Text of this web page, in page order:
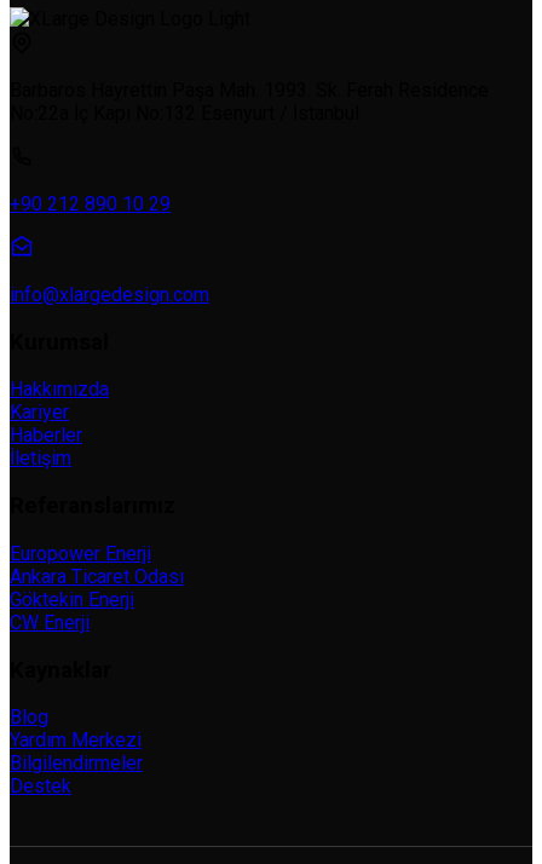
+90 212 890 10 29
info@xlargedesign.com
Hakkımızda
Kariyer
Haberler
İletişim
Europower Enerji
Ankara Ticaret Odası
Göktekin Enerji
CW Enerji
Blog
Yardım Merkezi
Bilgilendirmeler
Destek